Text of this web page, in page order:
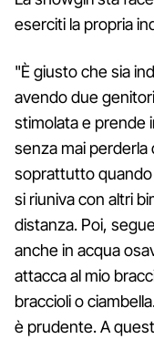
eserciti la propria
"È giusto che sia
avendo due
stimolata e prende
senza mai perderla
soprattutto quando
si riuniva con altri
distanza. Poi,
anche in acqua
attacca al mio
braccioli o
è prudente. A